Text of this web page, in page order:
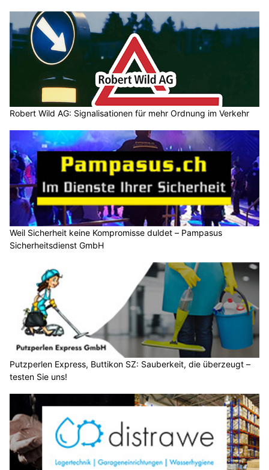
Robert Wild AG: Signalisationen für mehr Ordnung im Verkehr
Weil Sicherheit keine Kompromisse duldet – Pampasus
Sicherheitsdienst GmbH
Putzperlen Express, Buttikon SZ: Sauberkeit, die überzeugt –
testen Sie uns!